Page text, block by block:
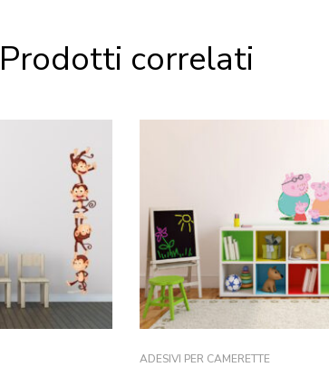
Prodotti correlati
ADESIVI PER CAMERETTE